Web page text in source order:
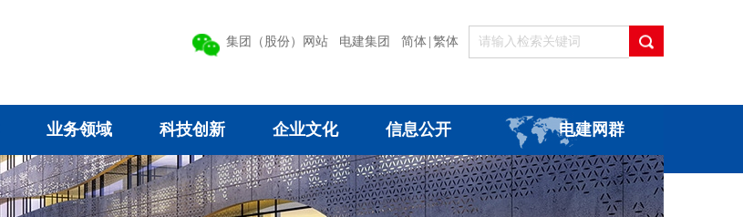
集团（股份）网站 电建集团 简体 繁体
业务领域 科技创新 企业文化 信息公开 电建网群